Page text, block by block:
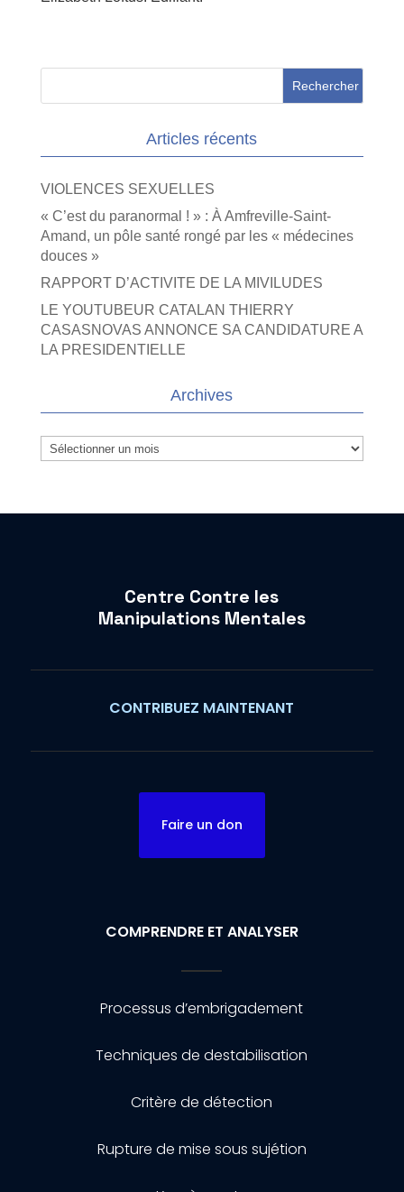
Articles récents
VIOLENCES SEXUELLES
« C’est du paranormal ! » : À Amfreville-Saint-
Amand, un pôle santé rongé par les « médecines
douces »
RAPPORT D’ACTIVITE DE LA MIVILUDES
LE YOUTUBEUR CATALAN THIERRY
CASASNOVAS ANNONCE SA CANDIDATURE A
LA PRESIDENTIELLE
Archives
Archives
Centre Contre les
Manipulations Mentales
CONTRIBUEZ MAINTENANT
Faire un don
COMPRENDRE ET ANALYSER
Processus d’embrigadement
Techniques de destabilisation
Critère de détection
Rupture de mise sous sujétion